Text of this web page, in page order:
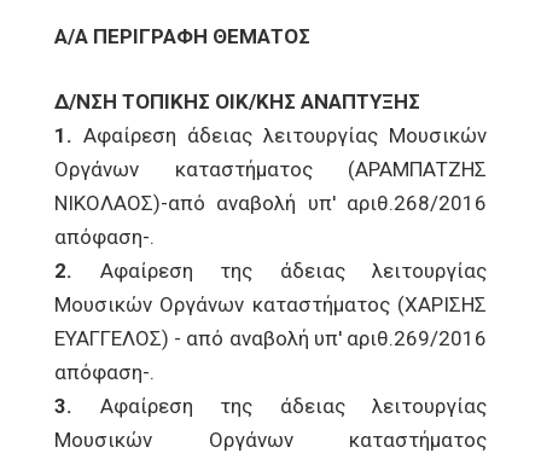
Α/Α ΠΕΡΙΓΡΑΦΗ ΘΕΜΑΤΟΣ
Δ/ΝΣΗ ΤΟΠΙΚΗΣ ΟΙΚ/ΚΗΣ ΑΝΑΠΤΥΞΗΣ
1. Αφαίρεση άδειας λειτουργίας Μουσικών
Οργάνων καταστήματος (ΑΡΑΜΠΑΤΖΗΣ
ΝΙΚΟΛΑΟΣ)-από αναβολή υπ' αριθ.268/2016
απόφαση-.
2. Αφαίρεση της άδειας λειτουργίας
Μουσικών Οργάνων καταστήματος (ΧΑΡΙΣΗΣ
ΕΥΑΓΓΕΛΟΣ) - από αναβολή υπ' αριθ.269/2016
απόφαση-.
3. Αφαίρεση της άδειας λειτουργίας
Μουσικών Οργάνων καταστήματος